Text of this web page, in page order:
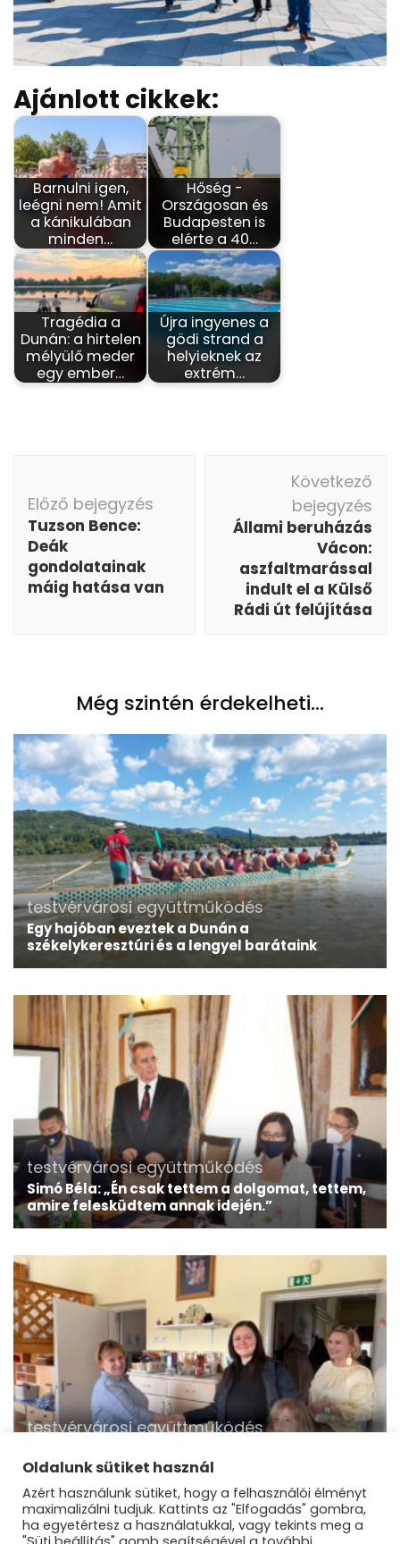
Ajánlott cikkek:
Barnulni igen,
leégni nem! Amit
a kánikulában
minden…
Hőség -
Országosan és
Budapesten is
elérte a 40…
Tragédia a
Dunán: a hirtelen
mélyülő meder
egy ember…
Újra ingyenes a
gödi strand a
helyieknek az
extrém…
navigáció
Előző bejegyzés
Tuzson Bence:
Deák
gondolatainak
máig hatása van
Következő
bejegyzés
Állami beruházás
Vácon:
aszfaltmarással
indult el a Külső
Rádi út felújítása
Még szintén érdekelheti...
testvérvárosi együttműködés
Egy hajóban eveztek a Dunán a
székelykeresztúri és a lengyel barátaink
testvérvárosi együttműködés
Simó Béla: „Én csak tettem a dolgomat, tettem,
amire felesküdtem annak idején.”
testvérvárosi együttműködés
óvodát támogattak
Oldalunk sütiket használ
Azért használunk sütiket, hogy a felhasználói élményt
maximalizálni tudjuk. Kattints az "Elfogadás" gombra,
ha egyetértesz a használatukkal, vagy tekints meg a